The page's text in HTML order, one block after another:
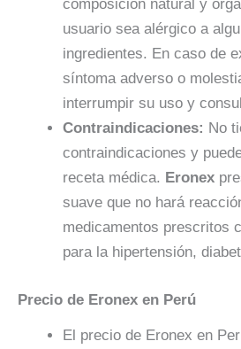
composición natural y
usuario sea alérgico a
ingredientes. En caso de
síntoma adverso o
interrumpir su uso y
Contraindicaciones: No
contraindicaciones y
receta médica. Eronex
suave que no hará
medicamentos prescritos
para la hipertensión,
Precio de Eronex en Perú
El precio de Eronex en